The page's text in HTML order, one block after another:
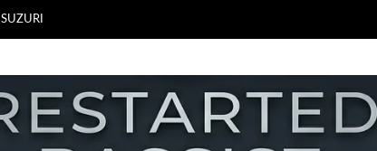
SUZURI